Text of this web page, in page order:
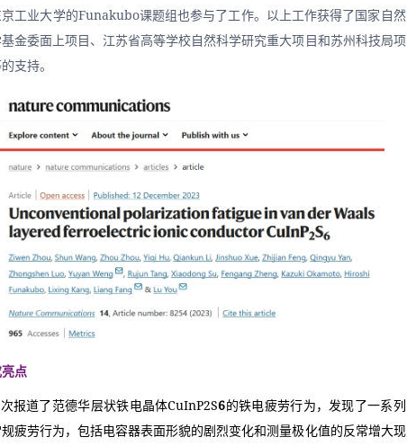
工业大学的Funakubo课题组也参与了工作。以上工作获得了国家自然
金委面上项目、江苏省高等学校自然科学研究重大项目和苏州科技局项
支持。
点
报道了范德华层状铁电晶体CuInP2S6的铁电疲劳行为，发现了一系列
疲劳行为，包括电容器表面形貌的剧烈变化和测量极化值的反常增大现